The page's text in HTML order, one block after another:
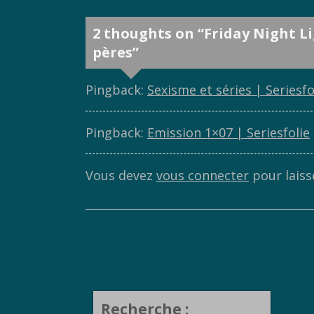
2 thoughts on “Friday Night
pères”
Pingback: Sexisme et séries |
Pingback: Emission 1×07 | Seriesfolie
Vous devez vous connecter pour
Recherche :